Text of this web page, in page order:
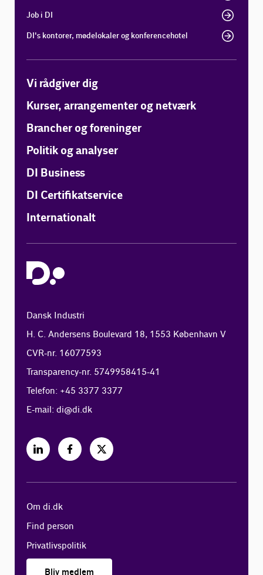
Job i DI
DI's kontorer, mødelokaler og konferencehotel
Vi rådgiver dig
Kurser, arrangementer og netværk
Brancher og foreninger
Politik og analyser
DI Business
DI Certifikatservice
Internationalt
Dansk Industri
H. C. Andersens Boulevard 18, 1553 København V
CVR-nr. 16077593
Transparency-nr. 5749958415-41
Telefon: +45 3377 3377
E-mail:di@di.dk
Om di.dk
Find person
Privatlivspolitik
Bliv medlem